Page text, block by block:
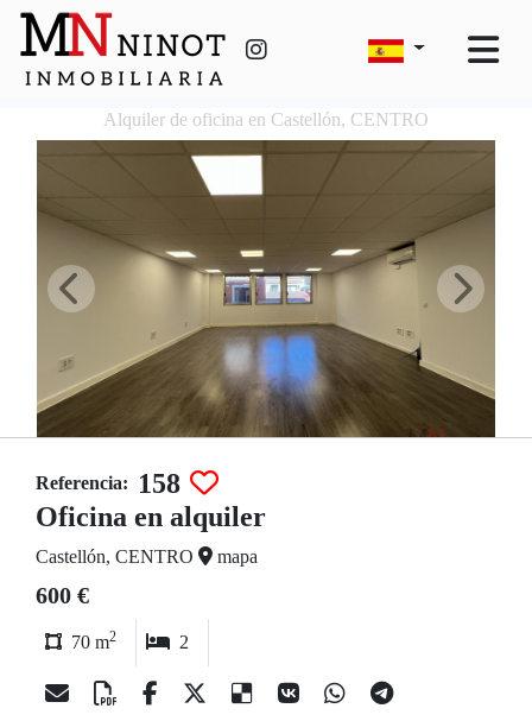
Alquiler de oficina en Castellón, CENTRO
Referencia:
158
Oficina en alquiler
Castellón, CENTRO mapa
600 €
70 m2 2